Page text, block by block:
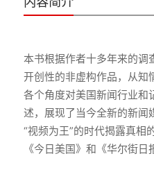
本书根据作者十多年来的调
开创性的非虚构作品，从知
各个角度对美国新闻行业和
述，展现了当今全新的新闻
“视频为王”的时代揭露真相
《今日美国》和《华尔街日